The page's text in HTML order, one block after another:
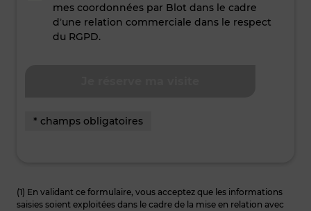
mes coordonnées par Blot dans le cadre
d’une relation commerciale dans le respect
du RGPD.
* champs obligatoires
(1) En validant ce formulaire, vous acceptez que les informations
saisies soient exploitées dans le cadre de la mise en relation avec